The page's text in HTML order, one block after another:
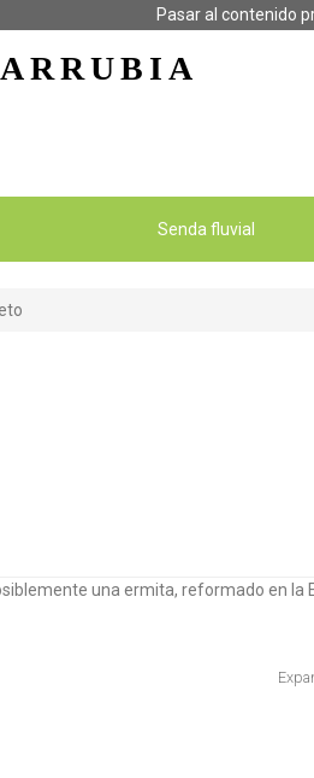
Pasar al contenido
Senda fluvial
una ermita, reformado en la